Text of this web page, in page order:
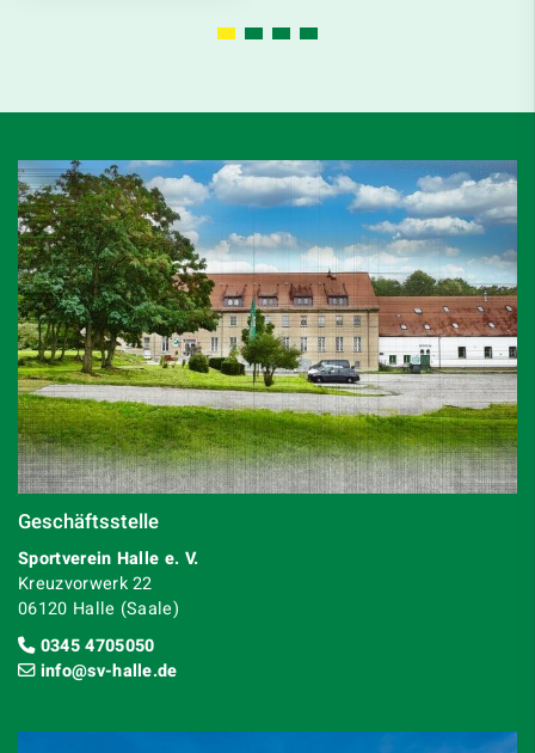
Geschäftsstelle
Sportverein Halle e. V.
Kreuzvorwerk 22
06120 Halle (Saale)
0345 4705050
info@sv-halle.de